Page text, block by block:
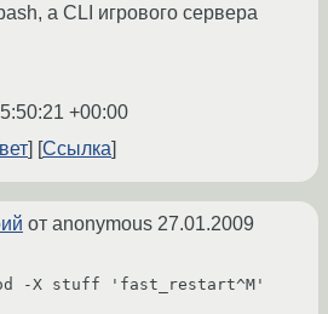
а CLI игрового сервера
+00:00
Ссылка
от anonymous 27.01.2009
-X stuff 'fast_restart^M'